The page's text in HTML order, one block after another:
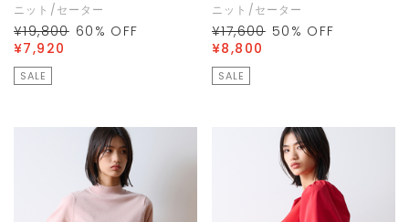
ニット/セーター
¥19,800 60 % OFF
¥7,920
SALE
ニット/セーター
¥17,600 50 % OFF
¥8,800
SALE